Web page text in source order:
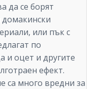
да се борят
или пък с
по
и оцет и другите
ефект.
са много вредни за